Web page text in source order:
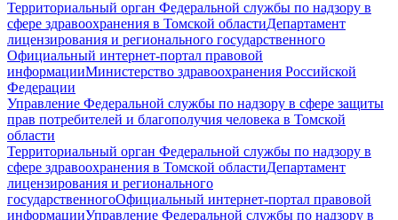
Территориальный орган Федеральной службы по надзору в
сфере здравоохранения в Томской областиДепартамент
лицензирования и регионального государственного
Официальный интернет-портал правовой
информацииМинистерство здравоохранения Российской
Федерации
Управление Федеральной службы по надзору в сфере защиты
прав потребителей и благополучия человека в Томской
области
Территориальный орган Федеральной службы по надзору в
сфере здравоохранения в Томской областиДепартамент
лицензирования и регионального
государственногоОфициальный интернет-портал правовой
информацииУправление Федеральной службы по надзору в